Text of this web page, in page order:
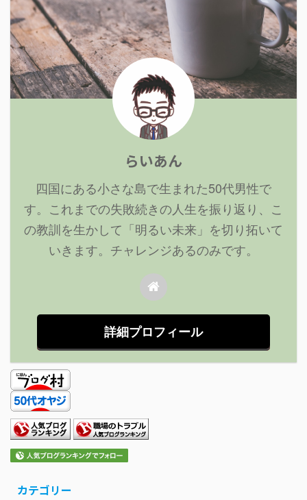
らいあん
四国にある小さな島で生まれた50代男性で
す。これまでの失敗続きの人生を振り返り、こ
の教訓を生かして「明るい未来」を切り拓いて
いきます。チャレンジあるのみです。
詳細プロフィール
カテゴリー